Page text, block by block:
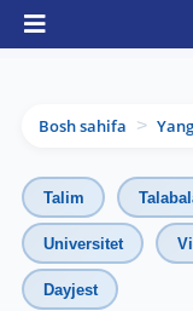
Bosh sahifa >
Talim
Universitet
Dayjest
TDYU qabul